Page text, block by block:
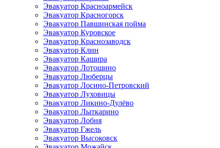
Эвакуатор Красноармейск
Эвакуатор Красногорск
Эвакуатор Павшинская пойма
Эвакуатор Куровское
Эвакуатор Краснозаводск
Эвакуатор Клин
Эвакуатор Кашира
Эвакуатор Лотошино
Эвакуатор Люберцы
Эвакуатор Лосино-Петровский
Эвакуатор Луховицы
Эвакуатор Ликино-Дулёво
Эвакуатор Лыткарино
Эвакуатор Лобня
Эвакуатор Гжель
Эвакуатор Высоковск